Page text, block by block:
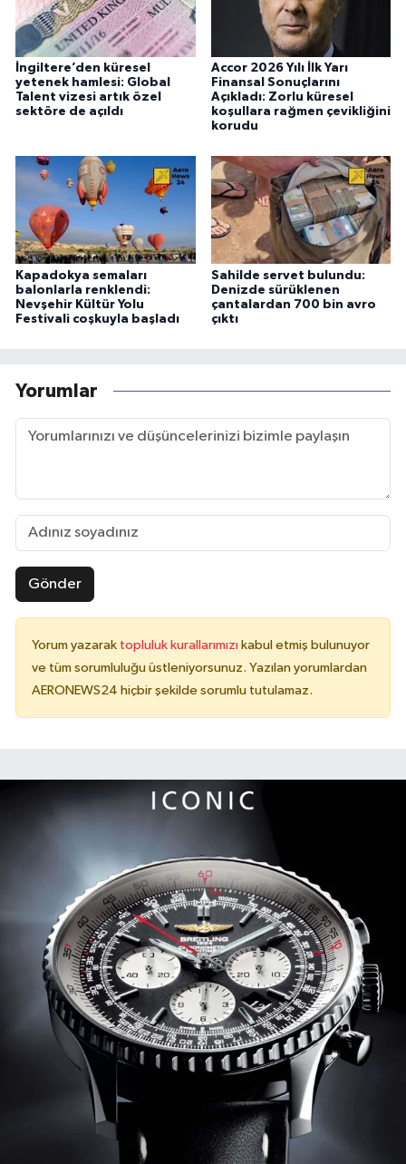
İngiltere’den küresel
yetenek hamlesi: Global
Talent vizesi artık özel
sektöre de açıldı
Accor 2026 Yılı İlk Yarı
Finansal Sonuçlarını
Açıkladı: Zorlu küresel
koşullara rağmen çevikliğini
korudu
Kapadokya semaları
balonlarla renklendi:
Nevşehir Kültür Yolu
Festivali coşkuyla başladı
Sahilde servet bulundu:
Denizde sürüklenen
çantalardan 700 bin avro
çıktı
Yorumlar
Gönder
Yorum yazarak topluluk kurallarımızı kabul etmiş bulunuyor
ve tüm sorumluluğu üstleniyorsunuz. Yazılan yorumlardan
AERONEWS24 hiçbir şekilde sorumlu tutulamaz.